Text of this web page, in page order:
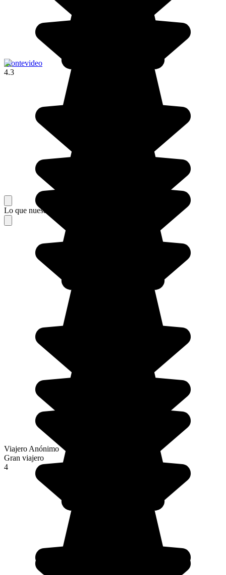
Montevideo
4.3
Lo que nuestros viajeros piensan de su estancia
Viajero Anónimo
Gran viajero
4